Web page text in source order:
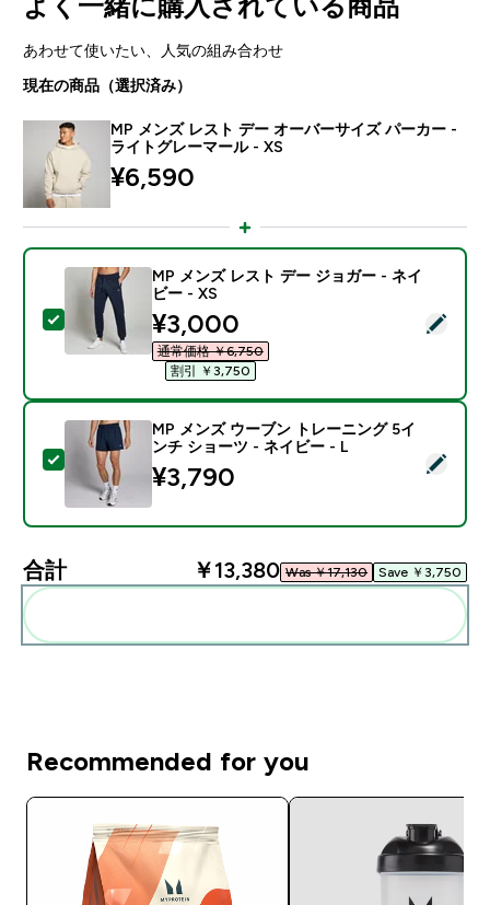
あわせて使いたい、人気の組み合わせ
現在の商品（選択済み）
MP メンズ レスト デー オーバーサイズ パーカー -
ライトグレーマール - XS
¥6,590‎
この商品を選択 - MP メンズ レスト デー ジョガー -
MP メンズ レスト デー ジョガー - ネイ
ビー - XS
discounted price
¥3,000‎
通常価格 ￥6,750‎
割引 ￥3,750‎
この商品を選択 - MP メンズ ウーブン トレーニング
MP メンズ ウーブン トレーニング 5イ
ンチ ショーツ - ネイビー - L
¥3,790‎
合計 ￥13,380‎ Was ￥17,130‎ Save ￥3,750‎
Recommended for you